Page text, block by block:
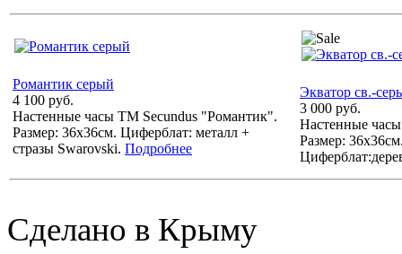
Романтик серый
4 100 руб.
Настенные часы ТМ Secundus "Романтик".
Размер: 36х36см. Циферблат: металл +
стразы Swarovski. Подробнее
Экватор св.-
3 000 руб.
Настенные
Размер:
Сделано в Крыму